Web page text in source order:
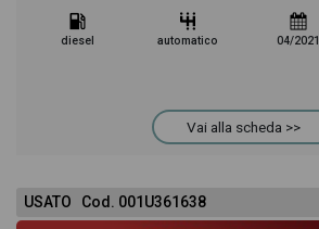
diesel automatico 04/2021
Vai alla scheda >>
USATO Cod. 001U361638